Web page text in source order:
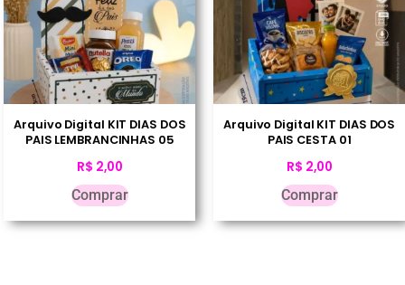
Arquivo Digital KIT DIAS DOS
PAIS LEMBRANCINHAS 05
R$ 2,00
Comprar
Arquivo Digital KIT DIAS DOS
PAIS CESTA 01
R$ 2,00
Comprar